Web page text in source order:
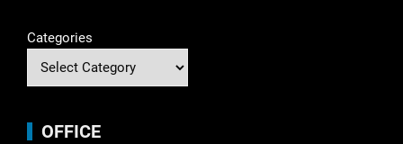
Categories
OFFICE